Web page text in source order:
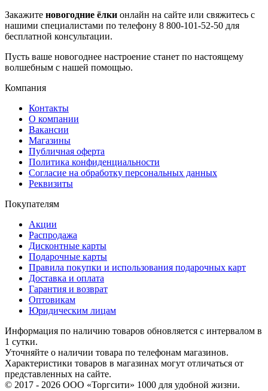
Закажите новогодние ёлки онлайн на сайте или свяжитесь с
нашими специалистами по телефону 8 800-101-52-50 для
бесплатной консультации.
Пусть ваше новогоднее настроение станет по настоящему
волшебным с нашей помощью.
Компания
Контакты
О компании
Вакансии
Магазины
Публичная оферта
Политика конфиденциальности
Согласие на обработку персональных данных
Реквизиты
Покупателям
Акции
Распродажа
Дисконтные карты
Подарочные карты
Правила покупки и использования подарочных карт
Доставка и оплата
Гарантия и возврат
Оптовикам
Юридическим лицам
Информация по наличию товаров обновляется с интервалом в
1 сутки.
Уточняйте о наличии товара по телефонам магазинов.
Характеристики товаров в магазинах могут отличаться от
представленных на сайте.
© 2017 - 2026 ООО «Торгсити» 1000 для удобной жизни.